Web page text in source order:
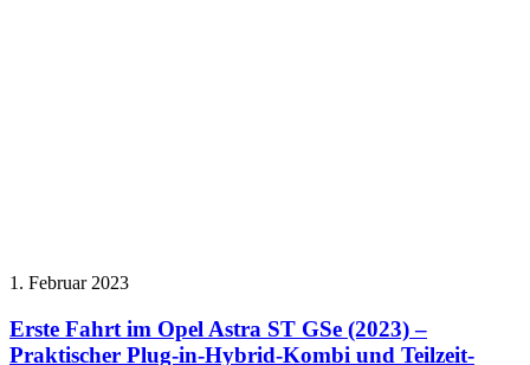
1. Februar 2023
Erste Fahrt im Opel Astra ST GSe (2023) –
Praktischer Plug-in-Hybrid-Kombi und Teilzeit-